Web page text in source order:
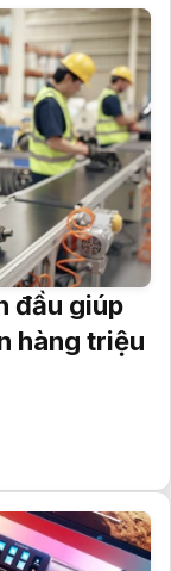
đầu giúp
hàng triệu